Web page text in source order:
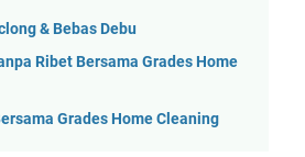
& Bebas Debu
Ribet Bersama Grades Home
Grades Home Cleaning